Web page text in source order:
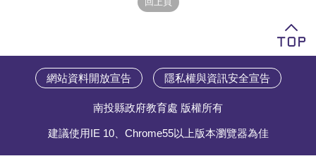
網站資料開放宣告 隱私權與資訊安全宣告
南投縣政府教育處 版權所有
建議使用IE 10、Chrome55以上版本瀏覽器為佳